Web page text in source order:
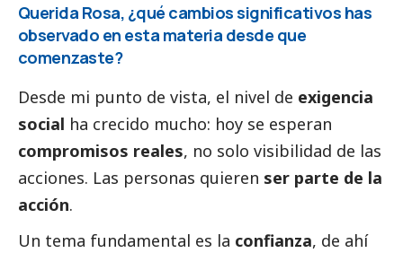
Querida Rosa, ¿qué cambios significativos has
observado en esta materia desde que
comenzaste?
Desde mi punto de vista, el nivel de exigencia
social ha crecido mucho: hoy se esperan
compromisos reales, no solo visibilidad de las
acciones. Las personas quieren ser parte de la
acción.
Un tema fundamental es la confianza, de ahí